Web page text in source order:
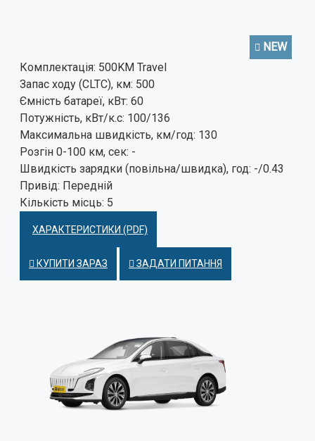
NEW
Комплектація: 500KM Travel
Запас ходу (CLTC), км: 500
Ємність батареї, кВт: 60
Потужність, кВт/к.с: 100/136
Максимальна швидкість, км/год: 130
Розгін 0-100 км, сек: -
Швидкість зарядки (повільна/швидка), год: -/0.43
Привід: Передній
Кількість місць: 5
ХАРАКТЕРИСТИКИ (PDF)
КУПИТИ ЗАРАЗ ЗАДАТИ ПИТАННЯ